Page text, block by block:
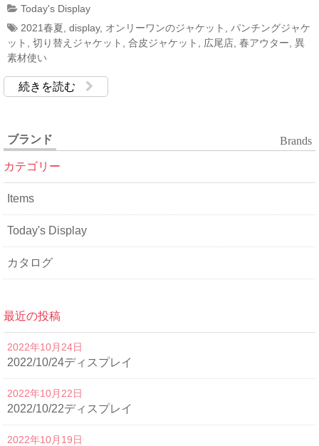
Today's Display
2021春夏 display, オンリーワンのジャケット
パンチングジャケ
ット
切り替えジャケット 合皮ジャケット 広尾店 春アウター 異
素材使い
続きを読む
ブランド Brands
カテゴリー
Items
Today's Display
カタログ
最近の投稿
2022/10/24ディスプレイ
2022年10月24日
2022/10/22ディスプレイ
2022年10月22日
2022年10月19日